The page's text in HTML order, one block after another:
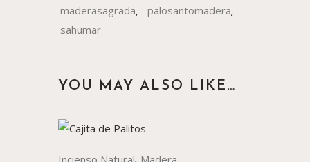
maderasagrada, palosantomadera,
sahumar
YOU MAY ALSO LIKE…
Incienso Natural, Madera